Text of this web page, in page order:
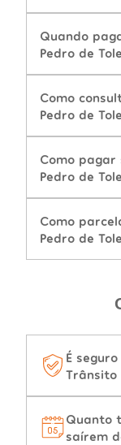
Quando
Pedro de
Como
Pedro de
Como pagar
Pedro de
Como
Pedro de
É
Trânsito
Quanto
saírem